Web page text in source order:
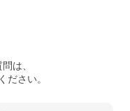
は、
ださい。